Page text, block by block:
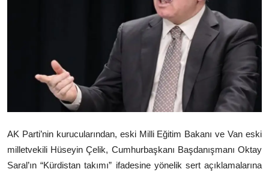
AK Parti’nin kurucularından, eski Milli Eğitim Bakanı ve Van eski
milletvekili Hüseyin Çelik, Cumhurbaşkanı BaşdanışmanıOktay
Saral’ın “Kürdistan takımı” ifadesine yönelik sert açıklamalarına